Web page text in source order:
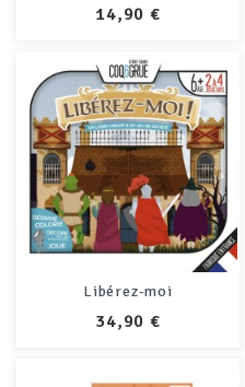
PRIX
14,90 €
Libérez-moi
PRIX
34,90 €